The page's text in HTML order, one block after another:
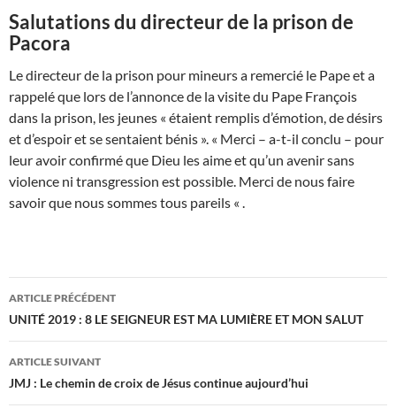
Salutations du directeur de la prison de
Pacora
Le directeur de la prison pour mineurs a remercié le Pape et a
rappelé que lors de l’annonce de la visite du Pape François
dans la prison, les jeunes « étaient remplis d’émotion, de désirs
et d’espoir et se sentaient bénis ». « Merci – a-t-il conclu – pour
leur avoir confirmé que Dieu les aime et qu’un avenir sans
violence ni transgression est possible. Merci de nous faire
savoir que nous sommes tous pareils « .
Navigation
des
articles
ARTICLE PRÉCÉDENT
UNITÉ 2019 : 8 LE SEIGNEUR EST MA LUMIÈRE ET MON SALUT
ARTICLE SUIVANT
JMJ : Le chemin de croix de Jésus continue aujourd’hui